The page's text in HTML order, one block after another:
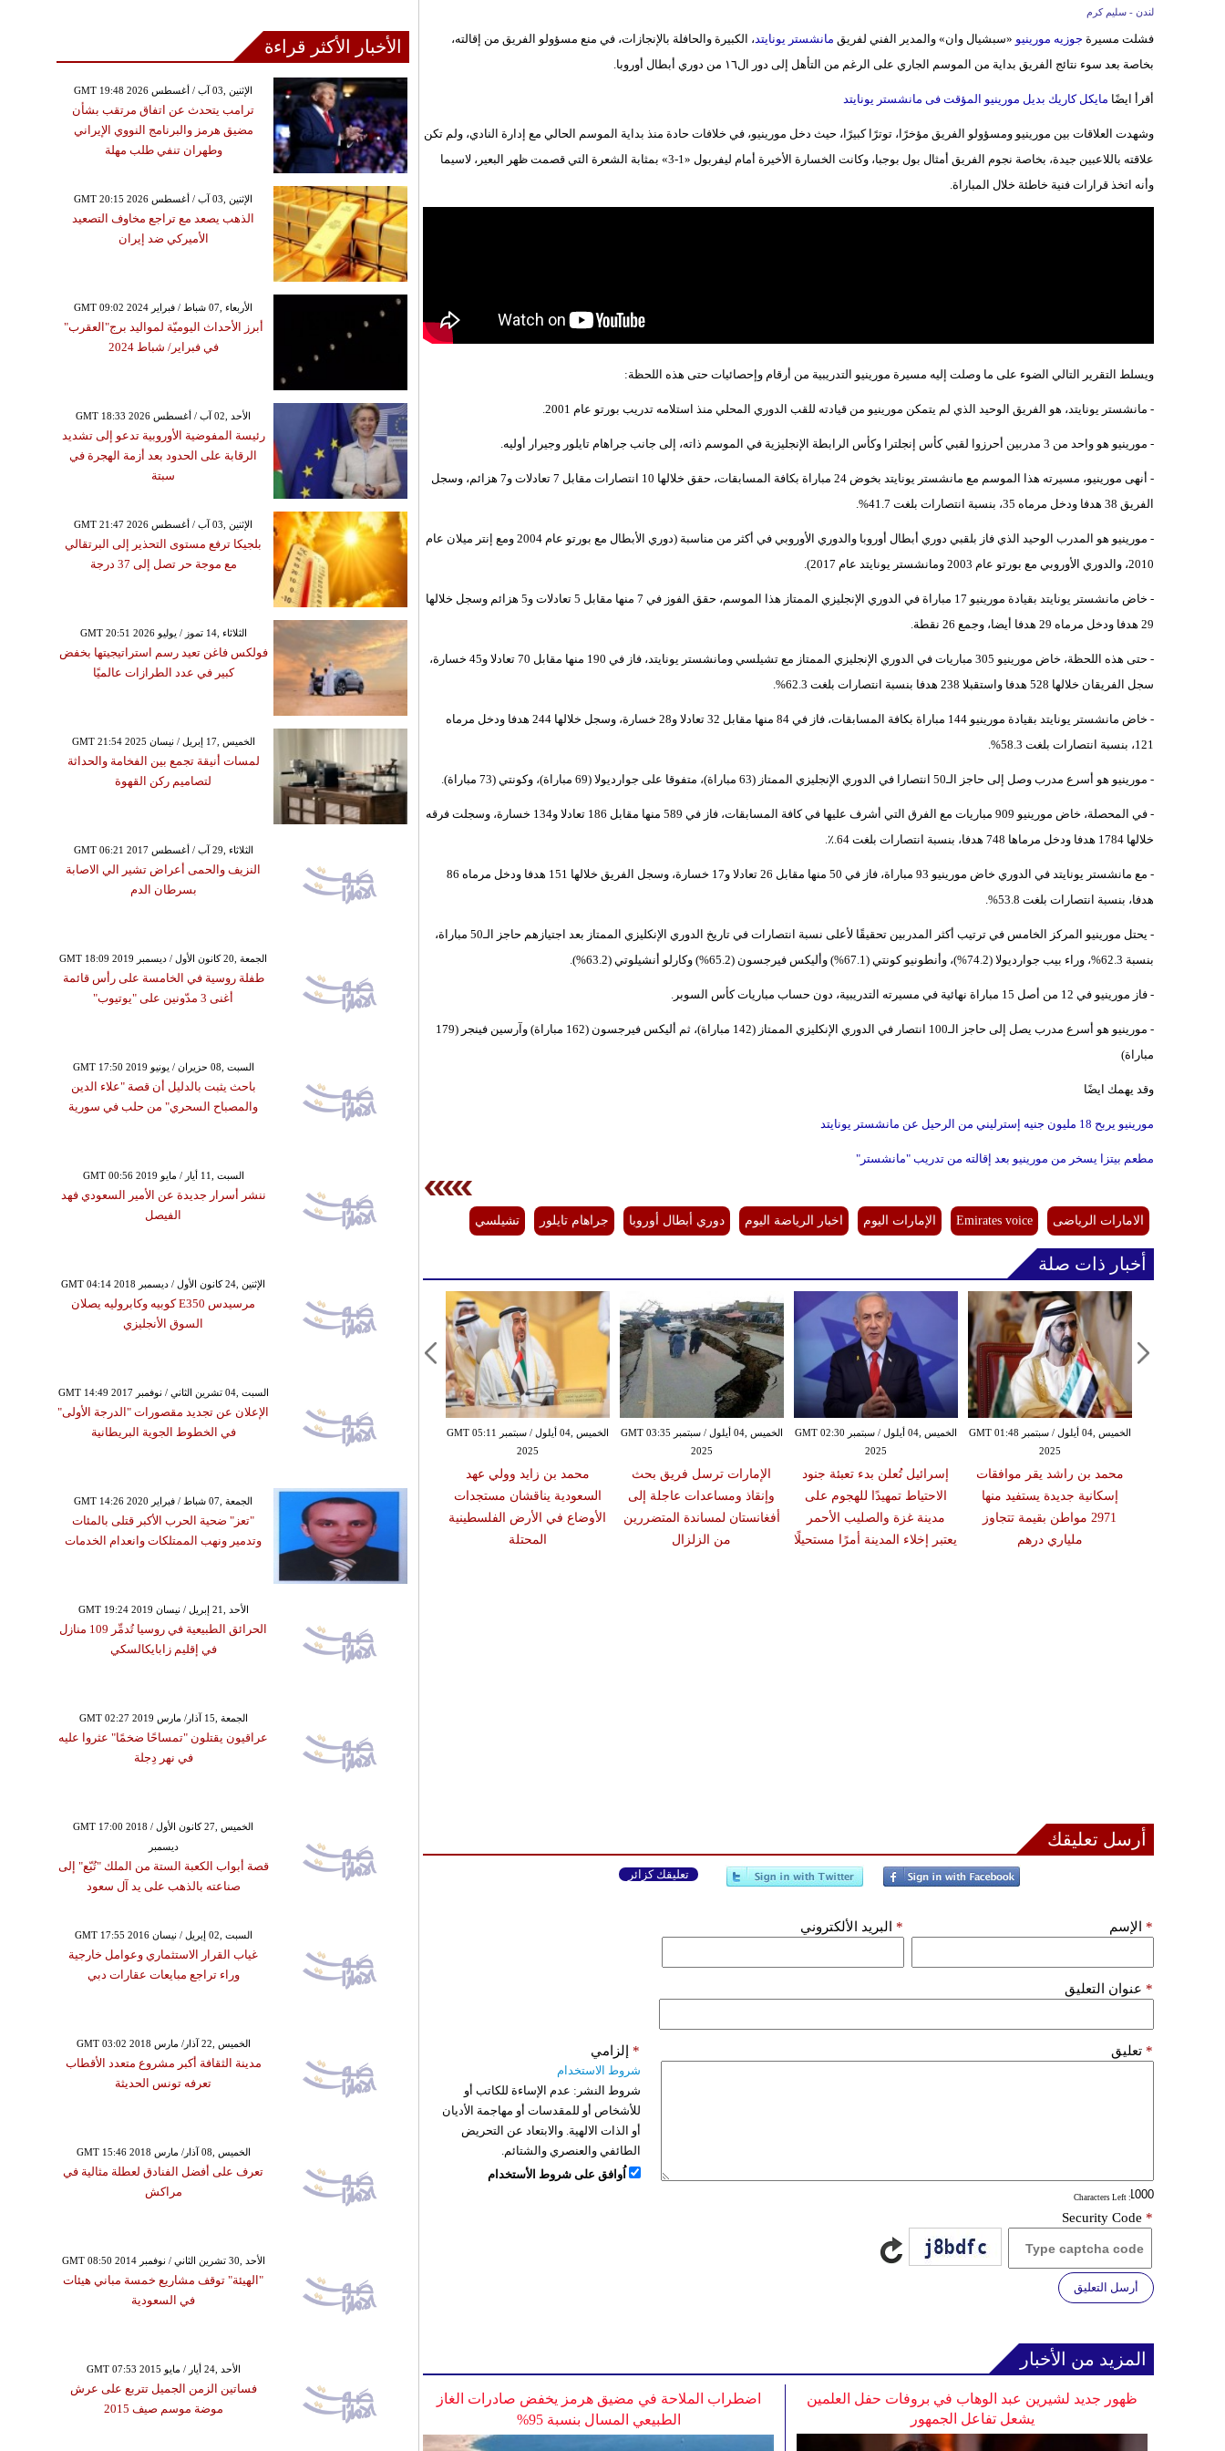
لندن - سليم كرم
فشلت مسيرة جوزيه مورينيو «سبشيال وان» والمدير الفني لفريقمانشستر يونايتد، الكبيرة والحافلة بالإنجازات، في منع مسؤولو الفريق من إقالته،
بخاصة بعد سوء نتائج الفريق بداية من الموسم الجاري على الرغم من التأهل إلى دور ال١٦ من دوري أبطال أوروبا.
أقرأ ايضًا مايكل كاريك بديل مورينيو المؤقت فى مانشستر يونايتد
وشهدت العلاقات بين مورينيو ومسؤولو الفريق مؤخرًا، توترًا كبيرًا، حيث دخل مورينيو، في خلافات حادة منذ بداية الموسم الحالي مع إدارة النادي، ولم تكن
علاقته باللاعبين جيدة، بخاصة نجوم الفريق أمثال بول بوجبا، وكانت الخسارة الأخيرة أمام ليفربول «1-3» بمثابة الشعرة التي قصمت ظهر البعير، لاسيما
وأنه اتخذ قرارات فنية خاطئة خلال المباراة.
ويسلط التقرير التالي الضوء على ما وصلت إليه مسيرة مورينيو التدريبية من أرقام وإحصائيات حتى هذه اللحظة:
- مانشستر يونايتد، هو الفريق الوحيد الذي لم يتمكن مورينيو من قيادته للقب الدوري المحلي منذ استلامه تدريب بورتو عام 2001.
- مورينيو هو واحد من 3 مدربين أحرزوا لقبي كأس إنجلترا وكأس الرابطة الإنجليزية في الموسم ذاته، إلى جانب جراهام تايلور وجيرار أوليه.
- أنهى مورينيو، مسيرته هذا الموسم مع مانشستر يونايتد بخوض 24 مباراة بكافة المسابقات، حقق خلالها 10 انتصارات مقابل 7 تعادلات و7 هزائم، وسجل
الفريق 38 هدفا ودخل مرماه 35، بنسبة انتصارات بلغت 41.7%.
- مورينيو هو المدرب الوحيد الذي فاز بلقبي دوري أبطال أوروبا والدوري الأوروبي في أكثر من مناسبة (دوري الأبطال مع بورتو عام 2004 ومع إنتر ميلان عام
2010، والدوري الأوروبي مع بورتو عام 2003 ومانشستر يونايتد عام 2017).
- خاض مانشستر يونايتد بقيادة مورينيو 17 مباراة في الدوري الإنجليزي الممتاز هذا الموسم، حقق الفوز في 7 منها مقابل 5 تعادلات و5 هزائم وسجل خلالها
29 هدفا ودخل مرماه 29 هدفا أيضا، وجمع 26 نقطة.
- حتى هذه اللحظة، خاض مورينيو 305 مباريات في الدوري الإنجليزي الممتاز مع تشيلسي ومانشستر يونايتد، فاز في 190 منها مقابل 70 تعادلا و45 خسارة،
سجل الفريقان خلالها 528 هدفا واستقبلا 238 هدفا بنسبة انتصارات بلغت 62.3%.
- خاض مانشستر يونايتد بقيادة مورينيو 144 مباراة بكافة المسابقات، فاز في 84 منها مقابل 32 تعادلا و28 خسارة، وسجل خلالها 244 هدفا ودخل مرماه
121، بنسبة انتصارات بلغت 58.3%.
- مورينيو هو أسرع مدرب وصل إلى حاجز الـ50 انتصارا في الدوري الإنجليزي الممتاز (63 مباراة)، متفوقا على جوارديولا (69 مباراة)، وكونتي (73 مباراة).
- في المحصلة، خاض مورينيو 909 مباريات مع الفرق التي أشرف عليها في كافة المسابقات، فاز في 589 منها مقابل 186 تعادلا و134 خسارة، وسجلت فرقه
خلالها 1784 هدفا ودخل مرماها 748 هدفا، بنسبة انتصارات بلغت 64.٪.
- مع مانشستر يونايتد في الدوري خاض مورينيو 93 مباراة، فاز في 50 منها مقابل 26 تعادلا و17 خسارة، وسجل الفريق خلالها 151 هدفا ودخل مرماه 86
هدفا، بنسبة انتصارات بلغت 53.8%.
- يحتل مورينيو المركز الخامس في ترتيب أكثر المدربين تحقيقًا لأعلى نسبة انتصارات في تاريخ الدوري الإنكليزي الممتاز بعد اجتيازهم حاجز الـ50 مباراة،
بنسبة 62.3%، وراء بيب جوارديولا (74.2%)، وأنطونيو كونتي (67.1%) وأليكس فيرجسون (65.2%) وكارلو أنشيلوتي (63.2%).
- فاز مورينيو في 12 من أصل 15 مباراة نهائية في مسيرته التدريبية، دون حساب مباريات كأس السوبر.
- مورينيو هو أسرع مدرب يصل إلى حاجز الـ100 انتصار في الدوري الإنكليزي الممتاز (142 مباراة)، ثم أليكس فيرجسون (162 مباراة) وآرسين فينجر (179
مباراة)
وقد يهمك ايضًا
مورينيو يربح 18 مليون جنيه إسترليني من الرحيل عن مانشستر يونايتد
مطعم بيتزا يسخر من مورينيو بعد إقالته من تدريب "مانشستر"
الامارات الرياضى Emirates voice الإمارات اليوم اخبار الرياضة اليوم دوري أبطال أوروبا جراهام تايلور تشيلسي
أخبار ذات صلة
الخميس ,04 أيلول / سبتمبر GMT 05:11
2025
محمد بن زايد وولي عهد
السعودية يناقشان مستجدات
الأوضاع في الأرض الفلسطينية
المحتلة
الخميس ,04 أيلول / سبتمبر GMT 03:35
2025
الإمارات ترسل فريق بحث
وإنقاذ ومساعدات عاجلة إلى
أفغانستان لمساندة المتضررين
من الزلزال
الخميس ,04 أيلول / سبتمبر GMT 02:30
2025
إسرائيل تُعلن بدء تعبئة جنود
الاحتياط تمهيدًا للهجوم على
مدينة غزة والصليب الأحمر
يعتبر إخلاء المدينة أمرًا مستحيلًا
الخميس ,04 أيلول / سبتمبر GMT 01:48
2025
محمد بن راشد يقر موافقات
إسكانية جديدة يستفيد منها
2971 مواطن بقيمة تتجاوز
ملياري درهم
أرسل تعليقك
تعليقك كزائر
الإسم * البريد الألكتروني *
عنوان التعليق *
تعليق *
: Characters Left
إلزامي *
شروط الاستخدام
شروط النشر: عدم الإساءة للكاتب أو
للأشخاص أو للمقدسات أو مهاجمة الأديان
أو الذات الالهية. والابتعاد عن التحريض
الطائفي والعنصري والشتائم.
اُوافق على شروط الأستخدام
Security Code *
أرسل التعليق
المزيد من الأخبار
اضطراب الملاحة في مضيق هرمز يخفض صادرات الغاز
الطبيعي المسال بنسبة 95%
ظهور جديد لشيرين عبد الوهاب في بروفات حفل العلمين
يشعل تفاعل الجمهور
الأخبار الأكثر قراءة
GMT 19:48 2026 الإثنين ,03 آب / أغسطس
ترامب يتحدث عن اتفاق مرتقب بشأن
مضيق هرمز والبرنامج النووي الإيراني
وطهران تنفي طلب مهلة
GMT 20:15 2026 الإثنين ,03 آب / أغسطس
الذهب يصعد مع تراجع مخاوف التصعيد
الأميركي ضد إيران
GMT 09:02 2024 الأربعاء ,07 شباط / فبراير
أبرز الأحداث اليوميّة لمواليد برج"العقرب"
في فبراير/ شباط 2024
GMT 18:33 2026 الأحد ,02 آب / أغسطس
رئيسة المفوضية الأوروبية تدعو إلى تشديد
الرقابة على الحدود بعد أزمة الهجرة في
سبتة
GMT 21:47 2026 الإثنين ,03 آب / أغسطس
بلجيكا ترفع مستوى التحذير إلى البرتقالي
مع موجة حر تصل إلى 37 درجة
GMT 20:51 2026 الثلاثاء ,14 تموز / يوليو
فولكس فاغن تعيد رسم استراتيجيتها بخفض
كبير في عدد الطرازات عالميًا
GMT 21:54 2025 الخميس ,17 إبريل / نيسان
لمسات أنيقة تجمع بين الفخامة والحداثة
لتصاميم ركن القهوة
GMT 06:21 2017 الثلاثاء ,29 آب / أغسطس
النزيف والحمى أعراض تشير الي الاصابة
بسرطان الدم
GMT 18:09 2019 الجمعة ,20 كانون الأول / ديسمبر
طفلة روسية في الخامسة على رأس قائمة
أغنى 3 مدّونين على "يوتيوب"
GMT 17:50 2019 السبت ,08 حزيران / يونيو
باحث يثبت بالدليل أن قصة "علاء الدين
والمصباح السحري" من حلب في سورية
GMT 00:56 2019 السبت ,11 أيار / مايو
ننشر أسرار جديدة عن الأمير السعودي فهد
الفيصل
GMT 04:14 2018 الإثنين ,24 كانون الأول / ديسمبر
مرسيدس E350 كوبيه وكابروليه يصلان
السوق الأنجليزي
GMT 14:49 2017 السبت ,04 تشرين الثاني / نوفمبر
الإعلان عن تجديد مقصورات "الدرجة الأولى"
في الخطوط الجوية البريطانية
GMT 14:26 2020 الجمعة ,07 شباط / فبراير
"تعز" ضحية الحرب الأكبر قتلى بالمئات
وتدمير ونهب الممتلكات وانعدام الخدمات
GMT 19:24 2019 الأحد ,21 إبريل / نيسان
الحرائق الطبيعية في روسيا تُدمِّر 109 منازل
في إقليم زابايكالسكي
GMT 02:27 2019 الجمعة ,15 آذار/ مارس
عراقيون يقتلون "تمساحًا ضخمًا" عثروا عليه
في نهر دِجلة
GMT 17:00 2018 الخميس ,27 كانون الأول /
ديسمبر
قصة أبواب الكعبة الستة من الملك "تُبّع" إلى
صناعته بالذهب على يد آل سعود
GMT 17:55 2016 السبت ,02 إبريل / نيسان
غياب القرار الاستثماري وعوامل خارجية
وراء تراجع مبايعات عقارات دبي
GMT 03:02 2018 الخميس ,22 آذار/ مارس
مدينة الثقافة أكبر مشروع متعدد الأقطاب
تعرفه تونس الحديثة
GMT 15:46 2018 الخميس ,08 آذار/ مارس
تعرف على أفضل الفنادق لعطلة مثالية في
مراكش
GMT 08:50 2014 الأحد ,30 تشرين الثاني / نوفمبر
"الهيئة" توقف مشاريع خمسة مباني هيئات
في السعودية
GMT 07:53 2015 الأحد ,24 أيار / مايو
فساتين الزمن الجميل تتربع على عرش
موضة موسم صيف 2015